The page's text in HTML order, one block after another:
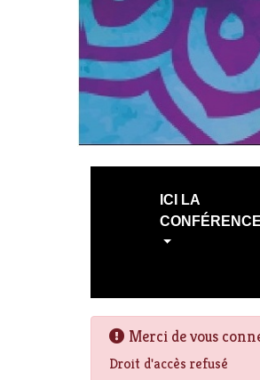
ICI LA
CONFÉRENCE
Merci de vous
Droit d'accès refusé